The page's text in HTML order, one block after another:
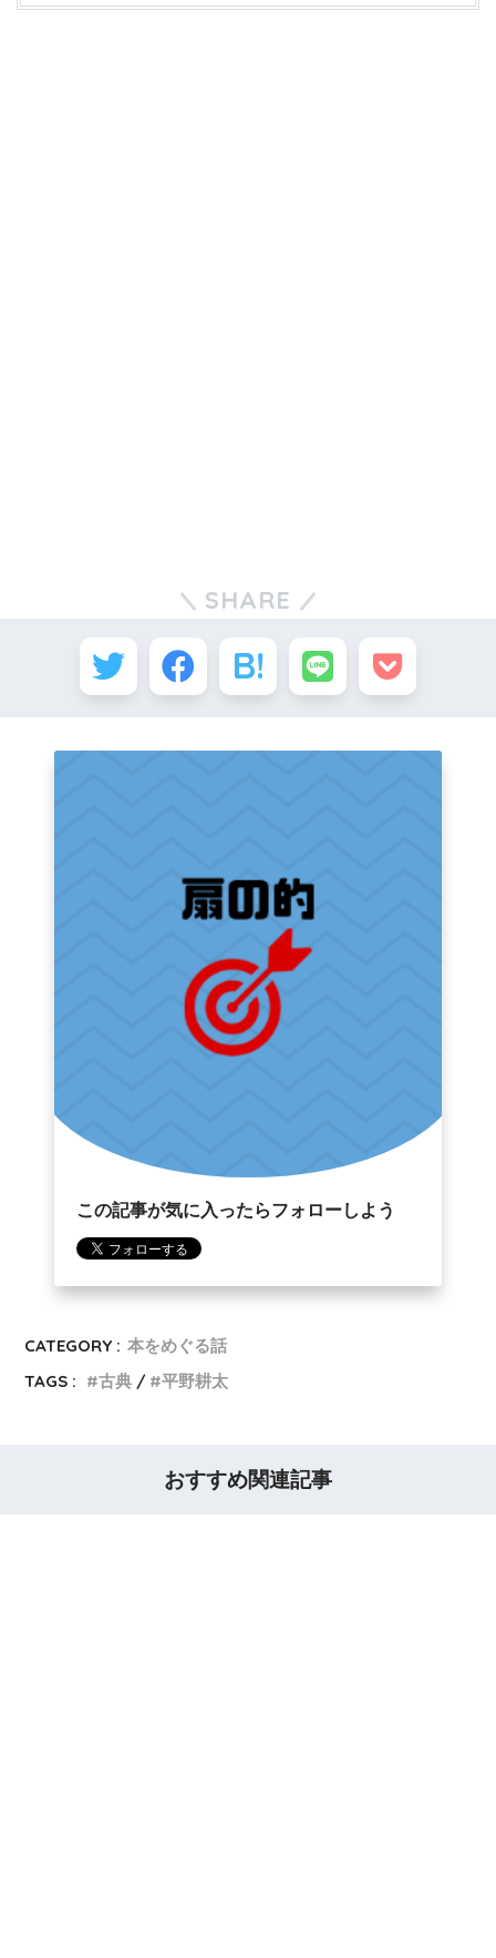
SHARE
この記事が気に入ったらフォローしよう
CATEGORY : 本をめぐる話
TAGS :
古典 平野耕太
おすすめ関連記事